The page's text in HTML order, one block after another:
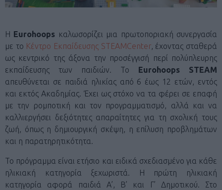
Η Εurohoops καλωσορίζει μια πρωτοποριακή συνεργασία
με το Κέντρο Εκπαίδευσης STEAMCenter, έχοντας σταθερά
ως κεντρικό της άξονα την προσέγγισή περί πολύπλευρης
εκπαίδευσης των παιδιών. Το Eurohoops STEAM
απευθύνεται σε παιδιά ηλικίας από 6 έως 12 ετών, εντός
και εκτός Ακαδημίας. Έχει ως στόχο να τα φέρει σε επαφή
με την ρομποτική και τον προγραμματισμό, αλλά και να
καλλιεργήσει δεξιότητες απαραίτητες για τη σχολική τους
ζωή, όπως η δημιουργική σκέψη, η επίλυση προβλημάτων
και η παρατηρητικότητα.
Το πρόγραμμα είναι ετήσιο και ειδικά σχεδιασμένο για κάθε
ηλικιακή κατηγορία ξεχωριστά. Η πρώτη ηλικιακή
κατηγορία αφορά παιδιά Α’, Β’ και Γ’ Δημοτικού. Στο